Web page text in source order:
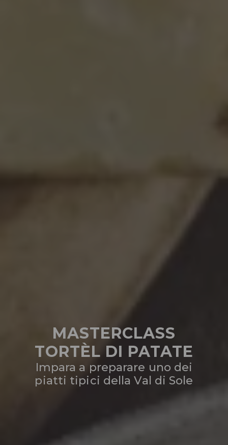
MASTERCLASS
TORTÈL DI PATATE
Impara a preparare uno dei
piatti tipici della Val di Sole